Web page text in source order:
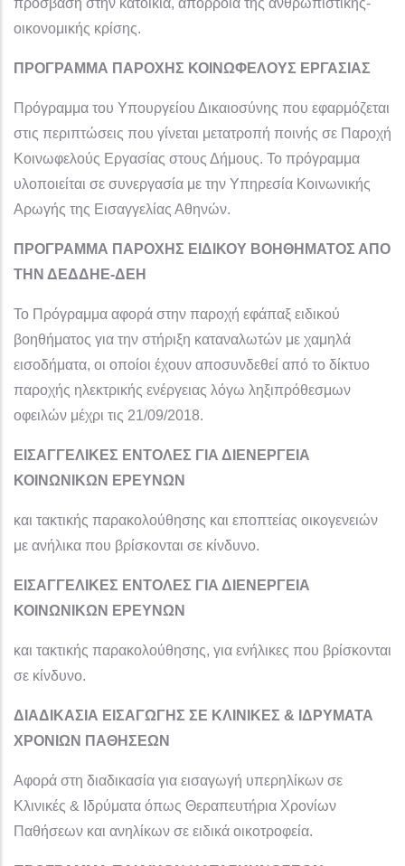
οικονομικής κρίσης.
ΠΡΟΓΡΑΜΜΑ ΠΑΡΟΧΗΣ ΚΟΙΝΩΦΕΛΟΥΣ ΕΡΓΑΣΙΑΣ
Πρόγραμμα του Υπουργείου Δικαιοσύνης που εφαρμόζεται
στις περιπτώσεις που γίνεται μετατροπή ποινής σε Παροχή
Κοινωφελούς Εργασίας στους Δήμους. Το πρόγραμμα
υλοποιείται σε συνεργασία με την Υπηρεσία Κοινωνικής
Αρωγής της Εισαγγελίας Αθηνών.
ΠΡΟΓΡΑΜΜΑ ΠΑΡΟΧΗΣ ΕΙΔΙΚΟΥ ΒΟΗΘΗΜΑΤΟΣ ΑΠΟ
ΤΗΝ ΔΕΔΔΗΕ-ΔΕΗ
To Πρόγραμμα αφορά στην παροχή εφάπαξ ειδικού
βοηθήματος για την στήριξη καταναλωτών με χαμηλά
εισοδήματα, οι οποίοι έχουν αποσυνδεθεί από το δίκτυο
παροχής ηλεκτρικής ενέργειας λόγω ληξιπρόθεσμων
οφειλών μέχρι τις 21/09/2018.
ΕΙΣΑΓΓΕΛΙΚΕΣ ΕΝΤΟΛΕΣ ΓΙΑ ΔΙΕΝΕΡΓΕΙΑ
ΚΟΙΝΩΝΙΚΩΝ ΕΡΕΥΝΩΝ
και τακτικής παρακολούθησης και εποπτείας οικογενειών
με ανήλικα που βρίσκονται σε κίνδυνο.
ΕΙΣΑΓΓΕΛΙΚΕΣ ΕΝΤΟΛΕΣ ΓΙΑ ΔΙΕΝΕΡΓΕΙΑ
ΚΟΙΝΩΝΙΚΩΝ ΕΡΕΥΝΩΝ
και τακτικής παρακολούθησης, για ενήλικες που βρίσκονται
σε κίνδυνο.
ΔΙΑΔΙΚΑΣΙΑ ΕΙΣΑΓΩΓΗΣ ΣΕ ΚΛΙΝΙΚΕΣ & ΙΔΡΥΜΑΤΑ
ΧΡΟΝΙΩΝ ΠΑΘΗΣΕΩΝ
Αφορά στη διαδικασία για εισαγωγή υπερηλίκων σε
Κλινικές & Ιδρύματα όπως Θεραπευτήρια Χρονίων
Παθήσεων και ανηλίκων σε ειδικά οικοτροφεία.